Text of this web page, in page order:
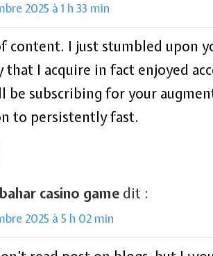
2025 à 1 h 33 min
content. I just stumbled upon
that I acquire in fact enjoyed
be subscribing for your
to persistently fast.
casino game dit :
2025 à 5 h 02 min